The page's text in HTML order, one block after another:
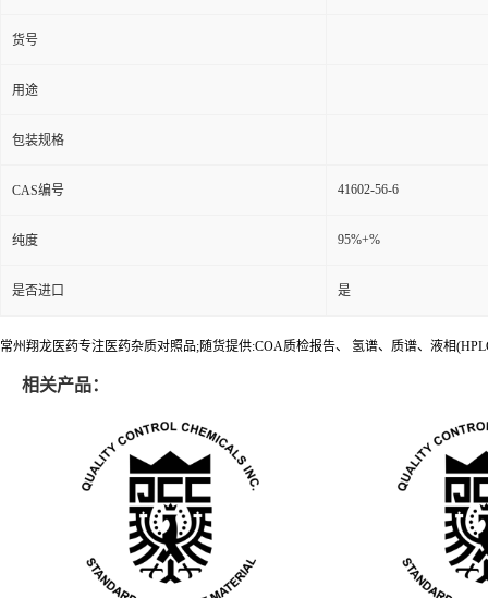
货号
用途
包装规格
CAS编号 41602-56-6
纯度 95%+%
是否进口 是
常州翔龙医药专注医药杂质对照品;随货提供:COA质检报告、 氢谱、质谱、液相
相关产品：